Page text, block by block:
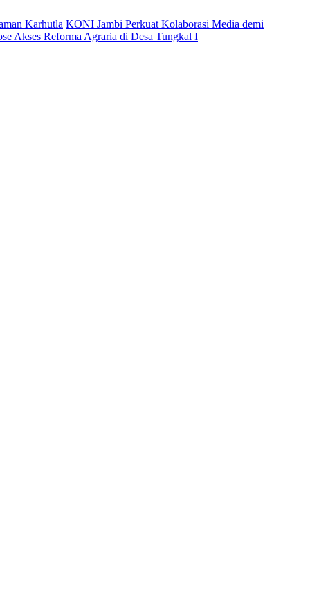
Karhutla KONI Jambi Perkuat Kolaborasi Media demi
Akses Reforma Agraria di Desa Tungkal I